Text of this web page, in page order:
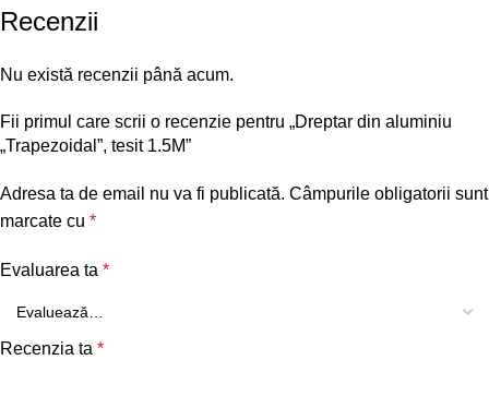
Recenzii
Nu există recenzii până acum.
Fii primul care scrii o recenzie pentru „Dreptar din aluminiu
„Trapezoidal”, tesit 1.5M”
Adresa ta de email nu va fi publicată. Câmpurile obligatorii sunt
marcate cu *
Evaluarea ta *
Recenzia ta *